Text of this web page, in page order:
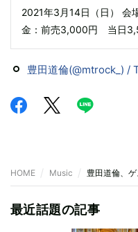
2021年3月14日（日）
金：前売3,000円 当日
豊田道倫(@mtrock_) /
HOME Music 豊田道倫、
最近話題の記事